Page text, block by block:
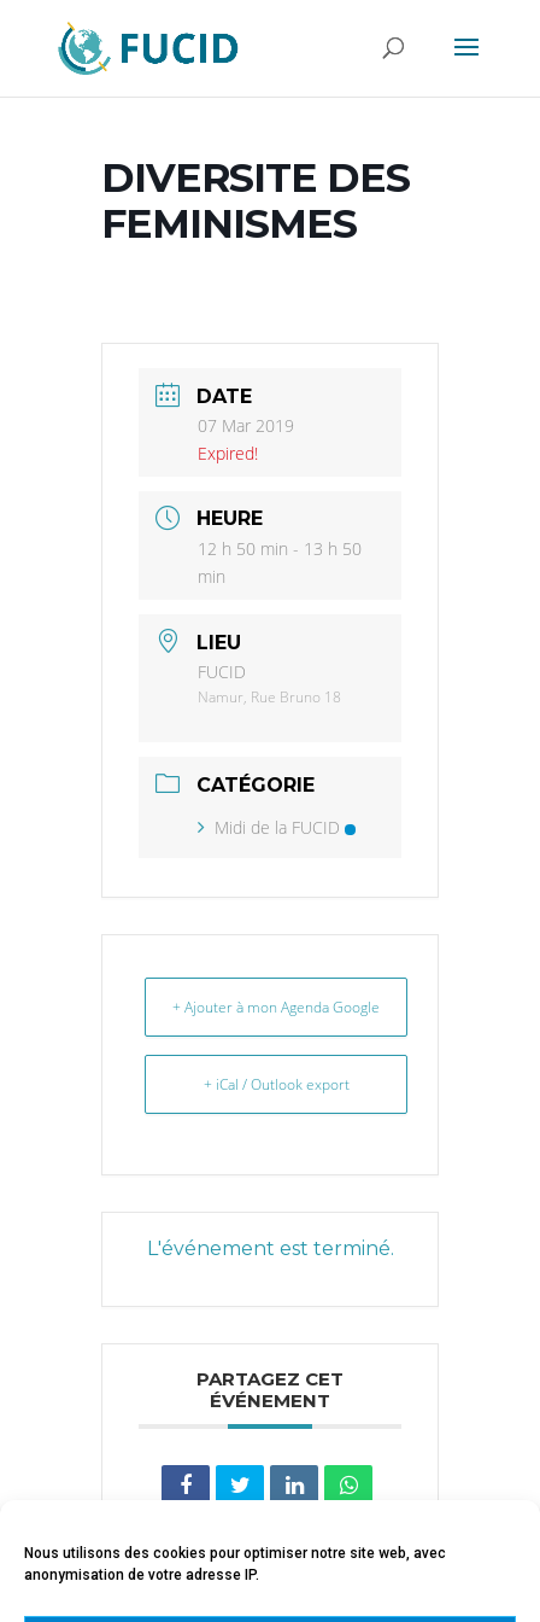
Nous utilisons des cookies pour optimiser notre site web, avec
anonymisation de votre adresse IP.
DIVERSITE DES
FEMINISMES
DATE
07 Mar 2019
Expired!
HEURE
12 h 50 min - 13 h 50
min
LIEU
FUCID
Namur, Rue Bruno 18
CATÉGORIE
Midi de la FUCID
+ Ajouter à mon Agenda Google
+ iCal / Outlook export
L'événement est terminé.
PARTAGEZ CET
ÉVÉNEMENT